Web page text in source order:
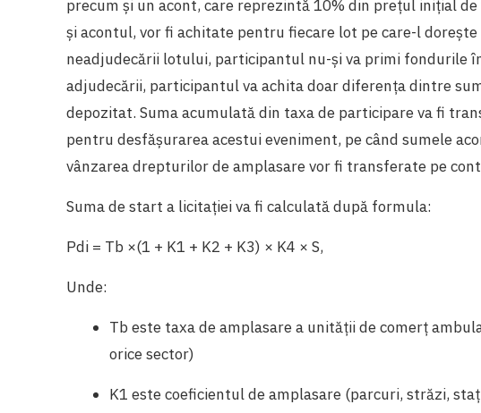
precum și un acont, care reprezintă 10% din prețul inițial
și acontul, vor fi achitate pentru fiecare lot pe care-l
neadjudecării lotului, participantul nu-și va primi fondurile
adjudecării, participantul va achita doar diferența dintre
depozitat. Suma acumulată din taxa de participare va fi
pentru desfășurarea acestui eveniment, pe când sumele
vânzarea drepturilor de amplasare vor fi transferate pe
Suma de start a licitației va fi calculată după formula:
Pdi = Tb ×(1 + K1 + K2 + K3) × K4 × S,
Unde:
Tb este taxa de amplasare a unității de comerț
orice sector)
K1 este coeficientul de amplasare (parcuri, străzi,